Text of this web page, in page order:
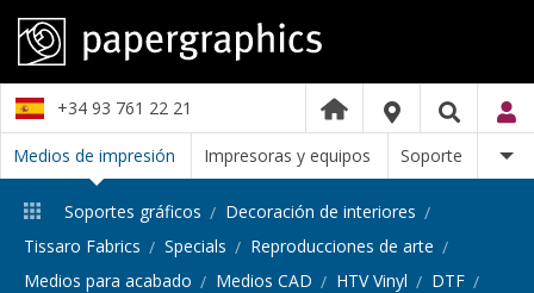
+34 93 761 22 21
Medios de impresión Impresoras y equipos Soporte
Soportes gráficos
Decoración de interiores
Tissaro Fabrics
Specials
Reproducciones de arte
Medios para acabado
Medios CAD HTV Vinyl
DTF